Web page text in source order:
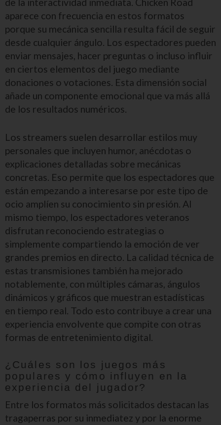
aparece con frecuencia en estos formatos
porque su mecánica sencilla resulta fácil de seguir
desde cualquier ángulo. Los espectadores pueden
enviar mensajes, hacer preguntas o incluso influir
en ciertos elementos del juego mediante
donaciones o votaciones. Esta dimensión social
añade un componente emocional que va más allá
de los resultados numéricos.
Los streamers suelen desarrollar estilos muy
personales que incluyen humor, anécdotas o
explicaciones detalladas sobre mecánicas
concretas. Eso permite que los espectadores que
están empezando a interesarse por este tipo de
ocio amplíen su conocimiento sin presión. Al
mismo tiempo, los espectadores veteranos
disfrutan reconociendo estrategias o
simplemente compartiendo la emoción de ver
grandes premios en directo. La calidad técnica de
estas transmisiones también ha mejorado
notablemente, con múltiples cámaras, ángulos
dinámicos y gráficos que muestran estadísticas
en tiempo real. Todo esto contribuye a crear una
experiencia envolvente que compite con otras
formas de entretenimiento digital.
¿Cuáles son los juegos más
populares y cómo influyen en la
experiencia del jugador?
Entre los formatos más solicitados destacan las
tragaperras por su inmediatez y por la enorme